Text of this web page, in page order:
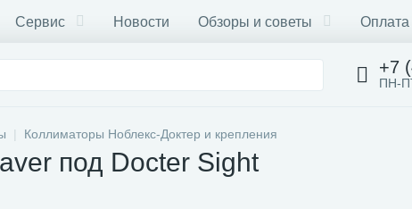
Сервис Новости Обзоры и советы Оплата
+7
ПН-
Коллиматоры Ноблекс-Доктер и крепления
под Docter Sight